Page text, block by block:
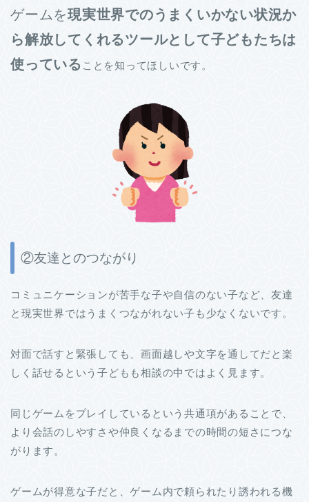
ゲームを現実世界でのうまくいかない状況か
ら解放してくれるツールとして子どもたちは
使っている ことを知ってほしいです。
②友達とのつながり
コミュニケーションが苦手な子や自信のない子など、友達
と現実世界ではうまくつながれない子も少なくないです。
対面で話すと緊張しても、画面越しや文字を通してだと楽
しく話せるという子どもも相談の中ではよく見ます。
同じゲームをプレイしているという共通項があることで、
より会話のしやすさや仲良くなるまでの時間の短さにつな
がります。
ゲームが得意な子だと、ゲーム内で頼られたり誘われる機